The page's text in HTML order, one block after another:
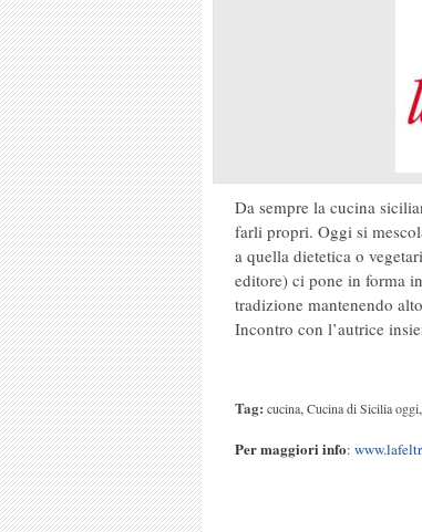
Da sempre la cucina
farli propri. Oggi si
a quella dietetica o
editore) ci pone in forma
tradizione mantenendo
Incontro con l’autrice
Tag: cucina,Cucina di Sicilia oggi,
Per maggiori info: